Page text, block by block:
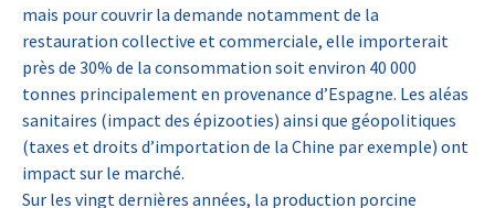
mais pour couvrir la demande notamment de la
restauration collective et commerciale, elle importerait
près de 30% de la consommation soit environ 40 000
tonnes principalement en provenance d’Espagne. Les aléas
sanitaires (impact des épizooties) ainsi que géopolitiques
(taxes et droits d’importation de la Chine par exemple) ont
impact sur le marché.
Sur les vingt dernières années, la production porcine